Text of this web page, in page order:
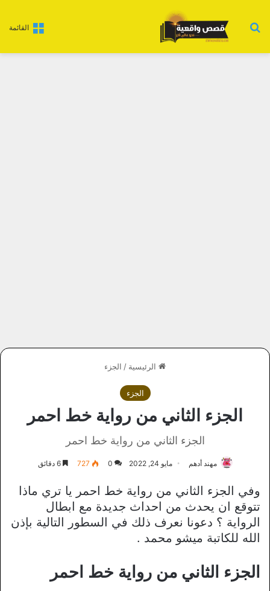
القائمة بحث عن
الرئيسية / الجزء
الجزء
الجزء الثاني من رواية خط احمر
الجزء الثاني من رواية خط احمر
مهند أدهم مايو 24, 2022 0
727 6 دقائق
وفي الجزء الثاني من رواية خط احمر يا تري ماذا
تتوقع ان يحدث من احداث جديدة مع ابطال
الرواية ؟ دعونا نعرف ذلك في السطور التالية بإذن
الله للكاتبة ميشو محمد .
الجزء الثاني من رواية خط احمر